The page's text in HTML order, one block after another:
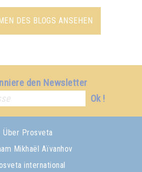
DES BLOGS ANSEHEN
den Newsletter
Ok !
Über Prosveta
Mikhaël Aïvanhov
international